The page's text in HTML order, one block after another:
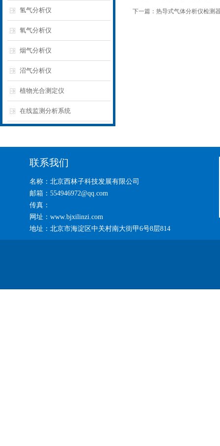
氢气分析仪
氧气分析仪
烟气分析仪
沼气分析仪
植物光合测定仪
在线监测分析系统
下一篇： 热导式气体分析仪检测
联系我们
名称：北京西林子科技发展有限公司
邮箱：554946972@qq.com
传真：
网址：www.bjxilinzi.com
地址：北京市海淀区中关村南大街甲6号8层814